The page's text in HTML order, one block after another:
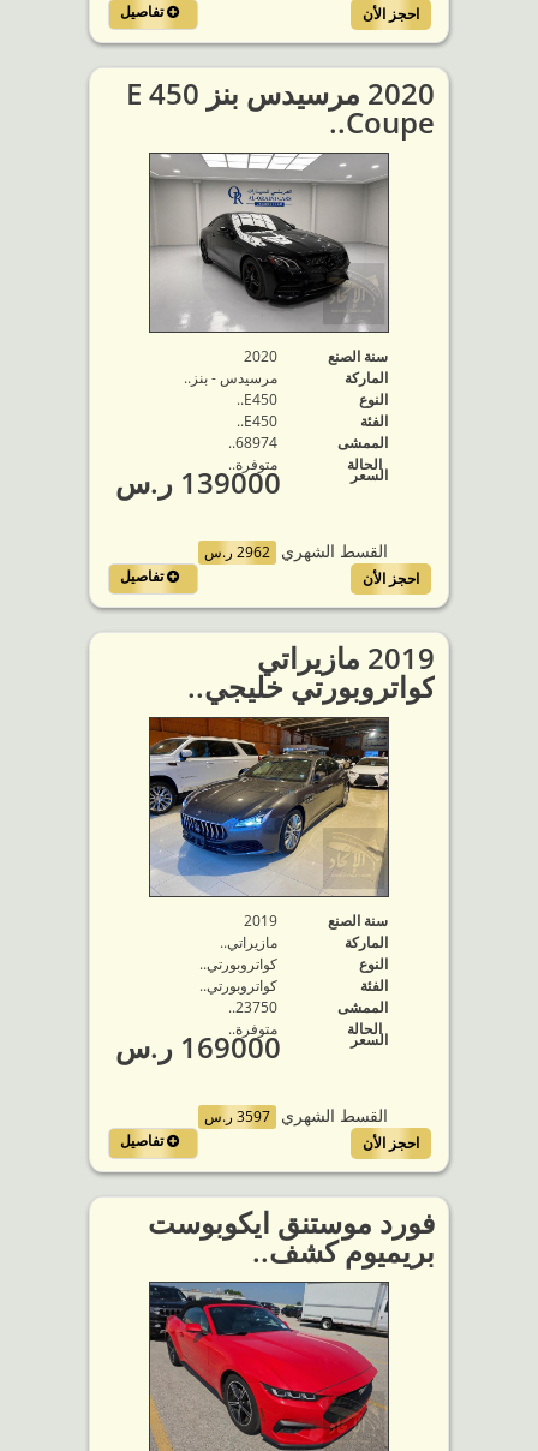
تفاصيل
احجز الأن
2020 مرسيدس بنز E 450
Coupe..
سنة الصنع
2020
الماركة
مرسيدس - بنز..
النوع
E450..
الفئة
E450..
الممشى
68974..
الحالة
متوفرة‬..
السعر 139000 ر.س
القسط الشهري 2962 ر.س
تفاصيل
احجز الأن
2019 مازيراتي
كواتروبورتي خليجي..
سنة الصنع
2019
الماركة
مازيراتي..
النوع
كواتروبورتي..
الفئة
كواتروبورتي..
الممشى
23750..
الحالة
متوفرة‬..
السعر 169000 ر.س
القسط الشهري 3597 ر.س
تفاصيل
احجز الأن
فورد موستنق ايكوبوست
بريميوم كشف..